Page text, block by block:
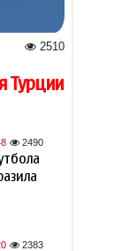
в
2510
Турции
2490
2383